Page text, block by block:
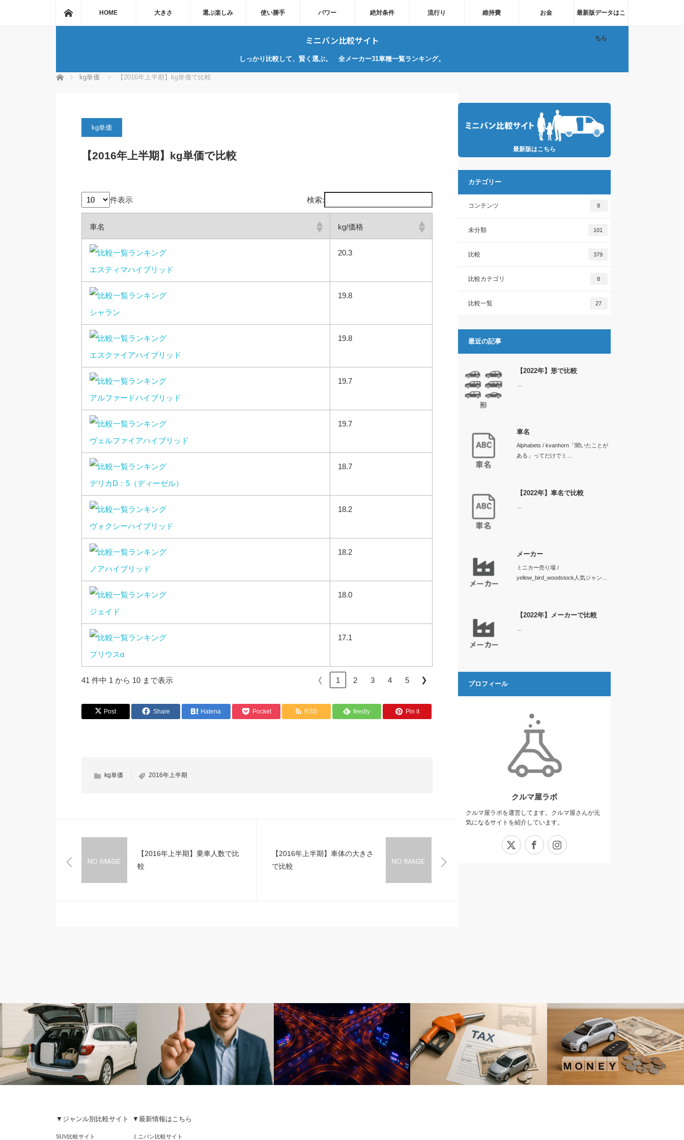
ホームHOME 大きさ 選ぶ楽しみ 使い勝手 パワー 絶対条件 流行り 維持費 お金 最新版データはこ
ちら
ミニバン比較サイト
しっかり比較して、賢く選ぶ。 全メーカー31車種一覧ランキング。
ホーム kg単価 【2016年上半期】kg単価で比較
kg単価
【2016年上半期】kg単価で比較
件表示 検索:
車名 kg/価格
エスティマハイブリッド
20.3
シャラン
19.8
エスクァイアハイブリッド
19.8
アルファードハイブリッド
19.7
ヴェルファイアハイブリッド
19.7
デリカD：5（ディーゼル）
18.7
ヴォクシーハイブリッド
18.2
ノアハイブリッド
18.2
ジェイド
18.0
プリウスα
17.1
41 件中 1 から 10 まで表示 ❮ 1 2 3 4 5 ❯
Post Share Hatena Pocket RSS feedly Pin it
kg単価 2016年上半期
【2016年上半期】乗車人数で比
較
【2016年上半期】車体の大きさ
で比較
最新版はこちら
カテゴリー
コンテンツ 8
未分類 101
比較 379
比較カテゴリ 8
比較一覧 27
最近の記事
【2022年】形で比較
車名
Alphabets / kvanhorn「聞いたことが
ある」ってだけでミ…
【2022年】車名で比較
メーカー
ミニカー売り場 /
yellow_bird_woodstock人気ジャン…
【2022年】メーカーで比較
プロフィール
クルマ屋ラボ
クルマ屋ラボを運営してます。クルマ屋さんが元
気になるサイトを紹介しています。
Facebook
▼ジャンル別比較サイト
SUV比較サイト
▼最新情報はこちら
ミニバン比較サイト